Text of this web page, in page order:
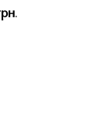
.